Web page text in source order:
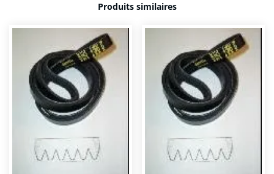
Produits similaires